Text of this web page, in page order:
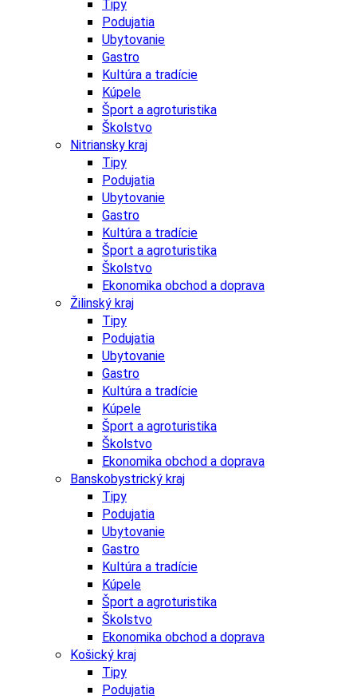
Tipy
Podujatia
Ubytovanie
Gastro
Kultúra a tradície
Kúpele
Šport a agroturistika
Školstvo
Nitriansky kraj
Tipy
Podujatia
Ubytovanie
Gastro
Kultúra a tradície
Šport a agroturistika
Školstvo
Ekonomika obchod a doprava
Žilinský kraj
Tipy
Podujatia
Ubytovanie
Gastro
Kultúra a tradície
Kúpele
Šport a agroturistika
Školstvo
Ekonomika obchod a doprava
Banskobystrický kraj
Tipy
Podujatia
Ubytovanie
Gastro
Kultúra a tradície
Kúpele
Šport a agroturistika
Školstvo
Ekonomika obchod a doprava
Košický kraj
Tipy
Podujatia